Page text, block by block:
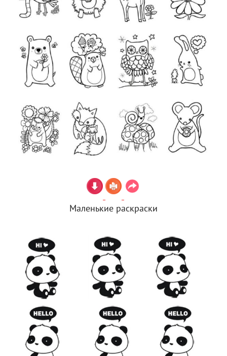
Маленькие раскраски